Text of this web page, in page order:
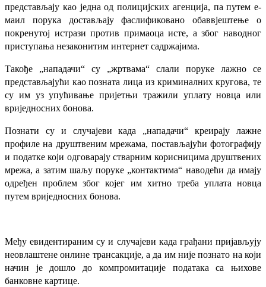
представљају као једна од полицијских агенција, па путем е-
маил порука достављају фаслификовано обаввјештење о
покренутој истрази против примаоца исте, а због наводног
приступања незаконитим интернет садржајима.
Такође „нападачи“ су „жртвама“ слали поруке лажно се
представљајући као позната лица из криминалних кругова, те
су им уз упућивање пријетњи тражили уплату новца или
вриједносних бонова.
Познати су и случајеви када „нападачи“ креирају лажне
профиле на друштвеним мрежама, постављајући фотографију
и податке који одговарају стварним корисницима друштвених
мрежа, а затим шаљу поруке „контактима“ наводећи да имају
одређен проблем због којег им хитно треба уплата новца
путем вриједносних бонова.
Међу евидентираним су и случајеви када грађани пријављују
неовлаштене онлине трансакције, а да им није познато на који
начин је дошло до компромитације података са њихове
банковне картице.